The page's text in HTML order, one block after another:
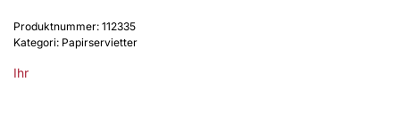
crocus
lilac
antall
Produktnummer: 112335
Kategori: Papirservietter
Ihr